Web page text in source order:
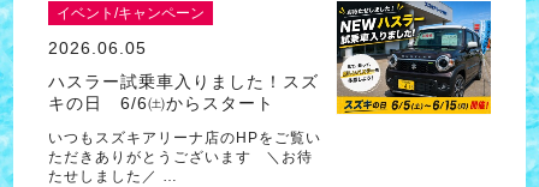
イベント/キャンペーン
2026.06.05
ハスラー試乗車入りました！スズ
キの日 6/6㈯からスタート
いつもスズキアリーナ店のHPをご覧い
ただきありがとうございます ＼お待
たせしました／ …